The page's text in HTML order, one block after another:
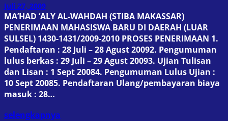
Juli 27, 2009
MA’HAD ‘ALY AL-WAHDAH (STIBA MAKASSAR)
PENERIMAAN MAHASISWA BARU DI DAERAH (LUAR
SULSEL) 1430-1431/2009-2010 PROSES PENERIMAAN 1.
Pendaftaran : 28 Juli – 28 Agust 20092. Pengumuman
lulus berkas : 29 Juli – 29 Agust 20093. Ujian Tulisan
dan Lisan : 1 Sept 20084. Pengumuman Lulus Ujian :
10 Sept 20085. Pendaftaran Ulang/pembayaran biaya
masuk : 28…
selengkapnya